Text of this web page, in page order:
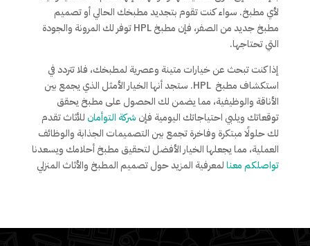
لأي مطبخ. سواء كنت تقوم بتجديد مطبخك الحالي أو تصميم
مطبخ جديد من الصفر، فإن مطبخ HPL توفر لك المرونة والجودة
التي تحتاجها.
إذا كنت تبحث عن خيارات متينة وعصرية لمطبخك، فلا تتردد في
استكشاف مطبخ HPL. ستجد أنها الخيار الأمثل الذي يجمع بين
الأناقة والوظيفية، مما يضمن لك الحصول على مطبخ يحقق
توقعاتك ويلبي احتياجاتك اليومية فإن شركة التوأمانللأثاث تقدم
لك حلولًا مبتكرة وفاخرة تجمع بين التصميمات الجذابة والوظائف
العملية، مما يجعلها الخيار الأفضل لتحقيق مطبخ أحلامك ويسعدنا
تواصلكم معنالمعرفية المزيد حول تصميم المطبخ والأثاث المنزلي